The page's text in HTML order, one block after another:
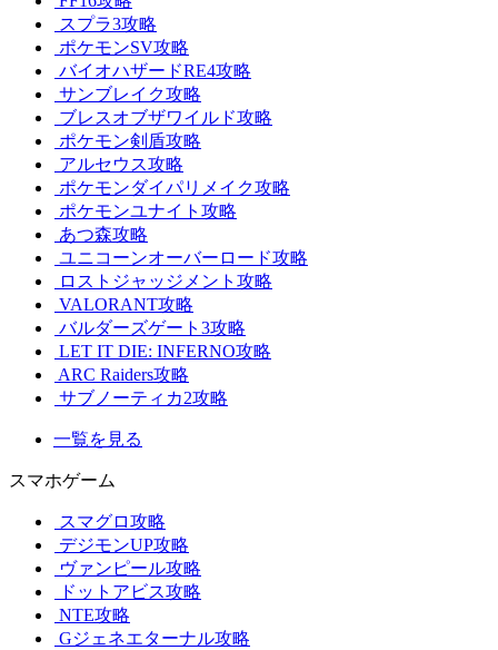
スプラ3攻略
ポケモンSV攻略
バイオハザードRE4攻略
サンブレイク攻略
ブレスオブザワイルド攻略
ポケモン剣盾攻略
アルセウス攻略
ポケモンダイパリメイク攻略
ポケモンユナイト攻略
あつ森攻略
ユニコーンオーバーロード攻略
ロストジャッジメント攻略
VALORANT攻略
バルダーズゲート3攻略
LET IT DIE: INFERNO攻略
ARC Raiders攻略
サブノーティカ2攻略
一覧を見る
スマホゲーム
スマグロ攻略
デジモンUP攻略
ヴァンピール攻略
ドットアビス攻略
NTE攻略
Gジェネエターナル攻略